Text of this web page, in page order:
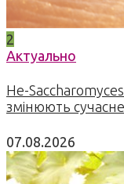
2
Актуально
Не-
змінюють
07.08.2026